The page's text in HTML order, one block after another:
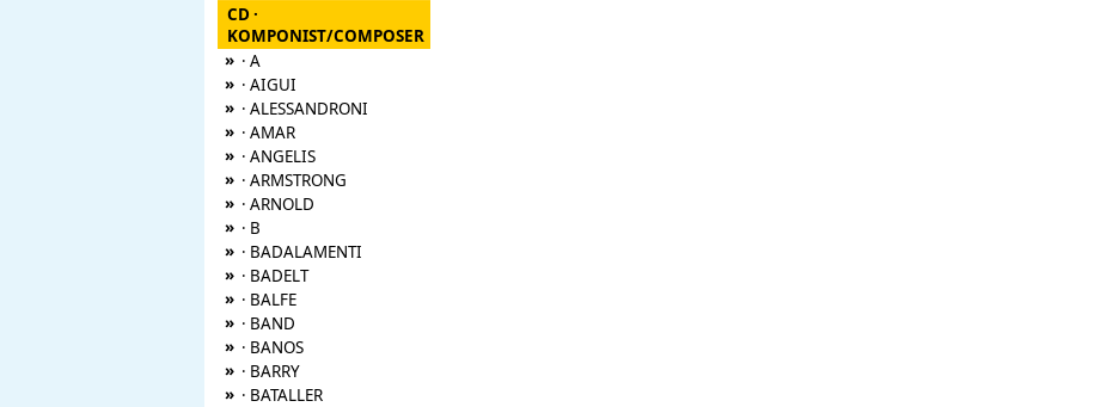
CD ·
KOMPONIST/COMPOSER
» · A
» · AIGUI
» · ALESSANDRONI
» · AMAR
» · ANGELIS
» · ARMSTRONG
» · ARNOLD
» · B
» · BADALAMENTI
» · BADELT
» · BALFE
» · BAND
» · BANOS
» · BARRY
» · BATALLER